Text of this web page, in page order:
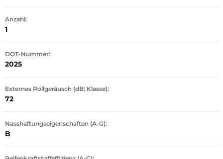
Anzahl:
1
DOT-Nummer:
2025
Externes Rollgeräusch (dB; Klasse):
72
Nasshaftungseigenschaften (A-G):
B